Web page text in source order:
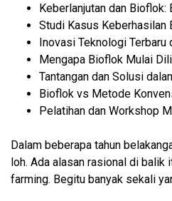
Keberlanjutan dan Bioflok:
Studi Kasus Keberhasilan
Inovasi Teknologi
Mengapa Bioflok Mulai
Tantangan dan Solusi
Bioflok vs Metode
Pelatihan dan Workshop
Dalam beberapa tahun
loh. Ada alasan rasional di
farming. Begitu banyak sekali